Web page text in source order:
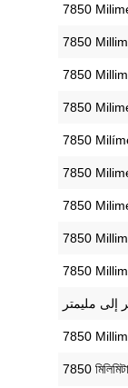
‎7850
‎7850
‎7850
‎7850
‎7850
‎7850
‎7850
‎7850
‎7850
‎7850
‎7850